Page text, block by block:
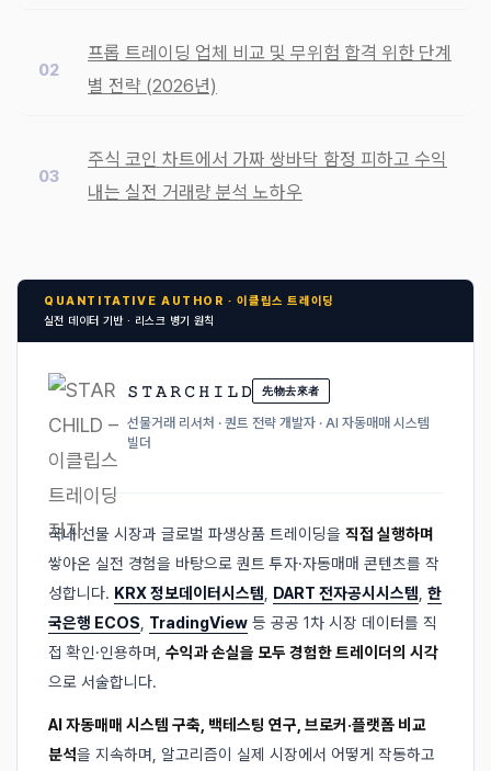
프롭 트레이딩 업체 비교 및 무위험 합격 위한 단계
별 전략 (2026년)
주식 코인 차트에서 가짜 쌍바닥 함정 피하고 수익
내는 실전 거래량 분석 노하우
QUANTITATIVE AUTHOR · 이클립스 트레이딩
실전 데이터 기반 · 리스크 병기 원칙
𝚂 𝚃 𝙰 𝚁 𝙲 𝙷 𝙸 𝙻 𝙳 先物去來者
선물거래 리서처 · 퀀트 전략 개발자 · AI 자동매매 시스템
빌더
국내 선물 시장과 글로벌 파생상품 트레이딩을 직접 실행하며
쌓아온 실전 경험을 바탕으로 퀀트 투자·자동매매 콘텐츠를 작
성합니다. KRX 정보데이터시스템, DART 전자공시시스템, 한
국은행 ECOS, TradingView 등 공공 1차 시장 데이터를 직
접 확인·인용하며, 수익과 손실을 모두 경험한 트레이더의 시각
으로 서술합니다.
AI 자동매매 시스템 구축, 백테스팅 연구, 브로커·플랫폼 비교
분석을 지속하며, 알고리즘이 실제 시장에서 어떻게 작동하고